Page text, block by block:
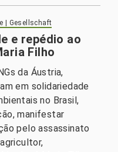
| Gesellschaft
e repédio ao
Filho
da Áustria,
em solidariedade
no Brasil,
manifestar
pelo assassinato